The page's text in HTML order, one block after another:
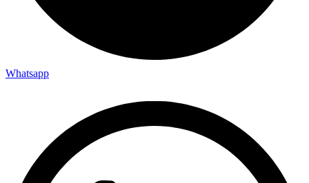
Whatsapp